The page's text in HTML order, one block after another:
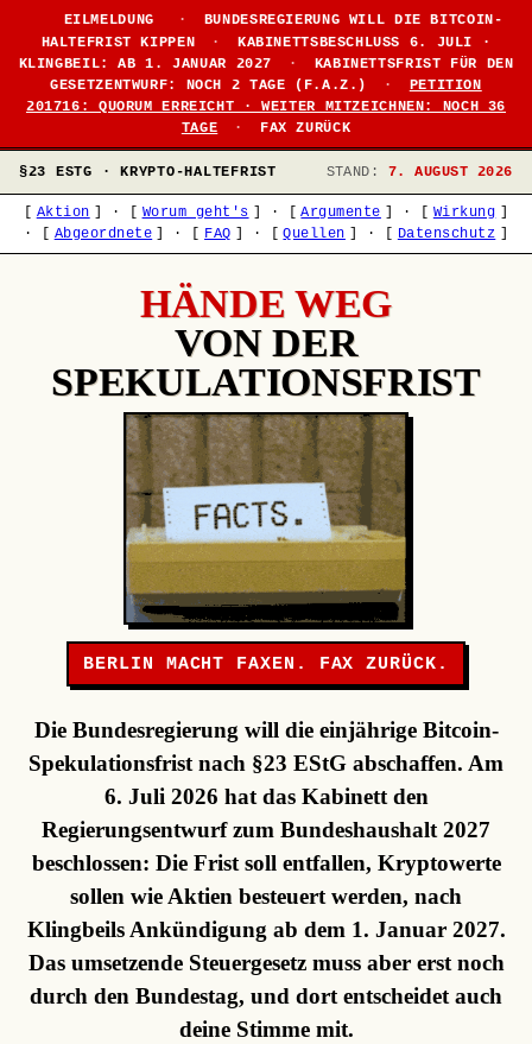
EILMELDUNG ·
BUNDESREGIERUNG WILL DIE BITCOIN-
HALTEFRIST KIPPEN
·
KABINETTSBESCHLUSS 6. JULI ·
KLINGBEIL: AB 1. JANUAR 2027
·
KABINETTSFRIST FÜR DEN
GESETZENTWURF: NOCH 2 TAGE (F.A.Z.)
·
PETITION
201716: QUORUM ERREICHT · WEITER MITZEICHNEN: NOCH 36
TAGE
· FAX ZURÜCK
§23 ESTG · KRYPTO-HALTEFRIST STAND: 7. AUGUST 2026
Aktion · Worum geht's · Argumente · Wirkung
·
Abgeordnete · FAQ · Quellen · Datenschutz
HÄNDE WEG
VON DER
SPEKULATIONSFRIST
BERLIN MACHT FAXEN. FAX ZURÜCK.
Die Bundesregierung will die einjährige Bitcoin-
Spekulationsfrist nach §23 EStG abschaffen. Am
6. Juli 2026 hat das Kabinett den
Regierungsentwurf zum Bundeshaushalt 2027
beschlossen: Die Frist soll entfallen, Kryptowerte
sollen wie Aktien besteuert werden, nach
Klingbeils Ankündigung ab dem 1. Januar 2027.
Das umsetzende Steuergesetz muss aber erst noch
durch den Bundestag, und dort entscheidet auch
deine Stimme mit.